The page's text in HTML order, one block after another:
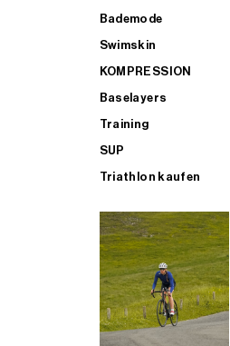
Bademode
Swimskin
KOMPRESSION
Baselayers
Training
SUP
Triathlon kaufen